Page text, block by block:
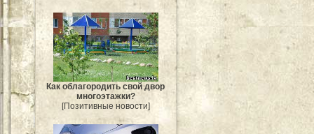
Как облагородить свой двор
многоэтажки?
[Позитивные новости]